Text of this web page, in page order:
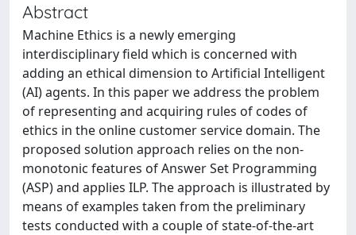
Abstract
Machine Ethics is a newly emerging
interdisciplinary field which is concerned with
adding an ethical dimension to Artificial Intelligent
(AI) agents. In this paper we address the problem
of representing and acquiring rules of codes of
ethics in the online customer service domain. The
proposed solution approach relies on the non-
monotonic features of Answer Set Programming
(ASP) and applies ILP. The approach is illustrated by
means of examples taken from the preliminary
tests conducted with a couple of state-of-the-art